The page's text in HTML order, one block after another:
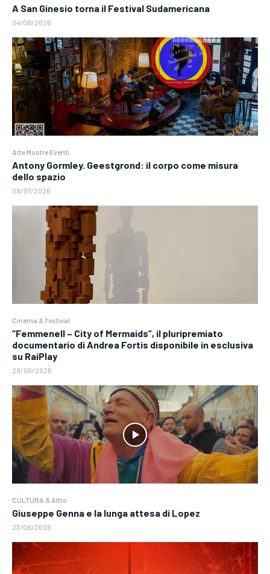
A San Ginesio torna il Festival Sudamericana
04/08/2026
Arte Mostre Eventi
Antony Gormley. Geestgrond: il corpo come misura
dello spazio
08/07/2026
Cinema & festival
“Femmenell – City of Mermaids”, il pluripremiato
documentario di Andrea Fortis disponibile in esclusiva
su RaiPlay
29/06/2026
CULTURA & Altro
Giuseppe Genna e la lunga attesa di Lopez
23/06/2026